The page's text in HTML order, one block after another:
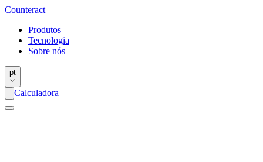
Counteract
Produtos
Tecnologia
Sobre nós
pt
Calculadora